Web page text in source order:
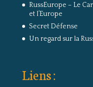
RussEurope – Le
et l’Europe
Secret Défense
Un regard sur la
Liens :